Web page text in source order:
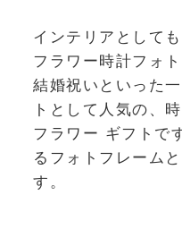
インテリアとして
フラワー時計フォ
結婚祝いといった
トとして人気の、
フラワー ギフトで
るフォトフレーム
す。